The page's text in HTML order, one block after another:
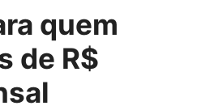
quem
de R$